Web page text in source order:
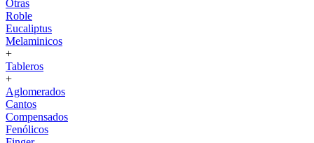
Otras
Roble
Eucaliptus
Melaminicos
+
Tableros
+
Aglomerados
Cantos
Compensados
Fenólicos